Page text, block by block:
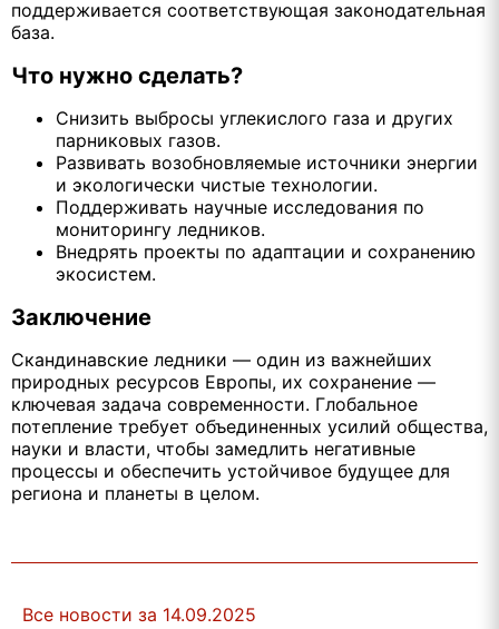
поддерживается соответствующая законодательная
база.
Что нужно сделать?
Снизить выбросы углекислого газа и других
парниковых газов.
Развивать возобновляемые источники энергии
и экологически чистые технологии.
Поддерживать научные исследования по
мониторингу ледников.
Внедрять проекты по адаптации и сохранению
экосистем.
Заключение
Скандинавские ледники — один из важнейших
природных ресурсов Европы, их сохранение —
ключевая задача современности. Глобальное
потепление требует объединенных усилий общества,
науки и власти, чтобы замедлить негативные
процессы и обеспечить устойчивое будущее для
региона и планеты в целом.
Все новости за 14.09.2025